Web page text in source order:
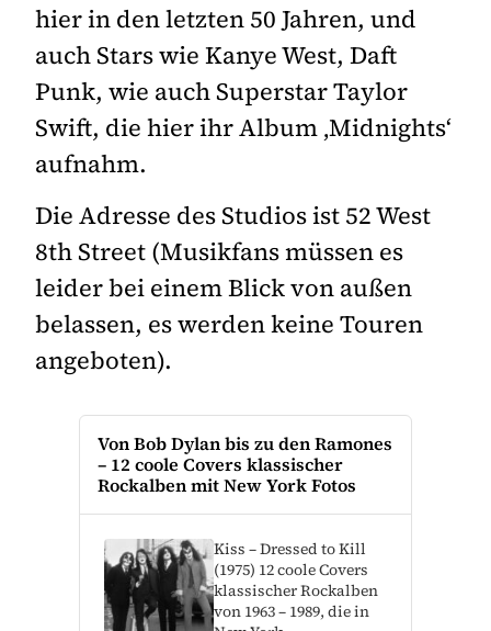
hier in den letzten 50 Jahren, und
auch Stars wie Kanye West, Daft
Punk, wie auch Superstar Taylor
Swift, die hier ihr Album ‚Midnights‘
aufnahm.
Die Adresse des Studios ist 52 West
8th Street (Musikfans müssen es
leider bei einem Blick von außen
belassen, es werden keine Touren
angeboten).
Von Bob Dylan bis zu den Ramones
– 12 coole Covers klassischer
Rockalben mit New York Fotos
Kiss – Dressed to Kill
(1975) 12 coole Covers
klassischer Rockalben
von 1963 – 1989, die in